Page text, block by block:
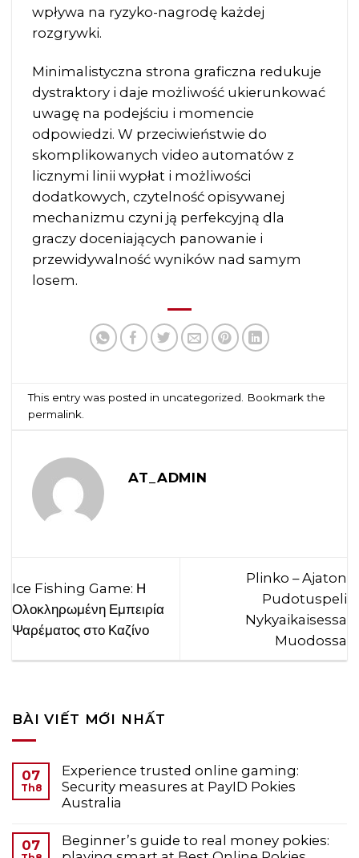
wpływa na ryzyko-nagrodę każdej
rozgrywki.
Minimalistyczna strona graficzna redukuje
dystraktory i daje możliwość ukierunkować
uwagę na podejściu i momencie
odpowiedzi. W przeciwieństwie do
skomplikowanych video automatów z
licznymi linii wypłat i możliwości
dodatkowych, czytelność opisywanej
mechanizmu czyni ją perfekcyjną dla
graczy doceniających panowanie i
przewidywalność wyników nad samym
losem.
This entry was posted in uncategorized . Bookmark the
permalink
AT_ADMIN
Ice Fishing Game: Η
Ολοκληρωμένη Εμπειρία
Ψαρέματος στο Καζίνο
Plinko – Ajaton
Pudotuspeli
Nykyaikaisessa
Muodossa
BÀI VIẾT MỚI NHẤT
07
Th8
Experience trusted online gaming:
Security measures at PayID Pokies
Australia
07
Beginner’s guide to real money pokies: